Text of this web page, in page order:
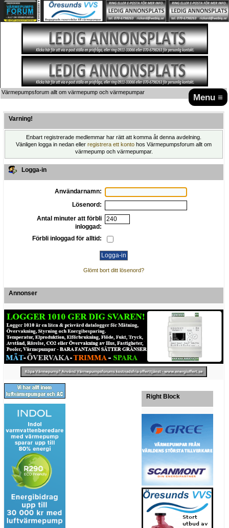
Menu ≡
Värmepumpsforum allt om värmepump och värmepumpar
Varning!
Enbart registrerade medlemmar har rätt att komma åt denna avdelning.
Vänligen logga in nedan eller registrera ett konto hos Värmepumpsforum allt om
värmepump och värmepumpar.
Logga-in
Användarnamn:
Lösenord:
Antal minuter att förbli
inloggad:
Förbli inloggad för alltid:
Glömt bort ditt lösenord?
Annonser
Right Block